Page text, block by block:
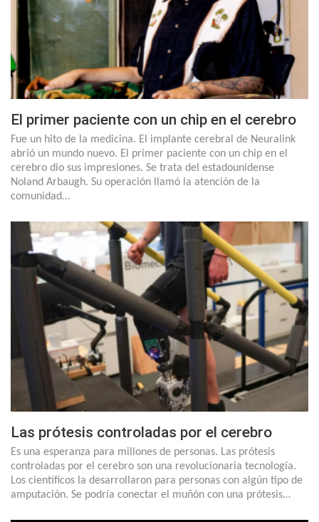
El primer paciente con un chip en el cerebro
Fue un hito de la medicina. El implante cerebral de Neuralink
abrió un mundo nuevo. El primer paciente con un chip en el
cerebro dio sus impresiones. Se trata del estadounidense
Noland Arbaugh. Su operación llamó la atención de la
comunidad…
Las prótesis controladas por el cerebro
Es una esperanza para millones de personas. Las prótesis
controladas por el cerebro son una revolucionaria tecnología.
Los científicos la desarrollaron para personas con algún tipo de
amputación. Se podría conectar el muñón con una prótesis…